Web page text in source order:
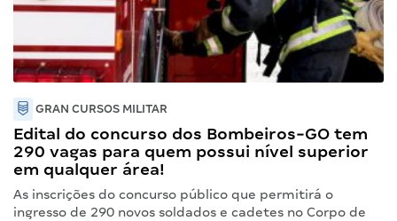
GRAN CURSOS MILITAR
Edital do concurso dos Bombeiros-GO tem
290 vagas para quem possui nível superior
em qualquer área!
As inscrições do concurso público que permitirá o
ingresso de 290 novos soldados e cadetes no Corpo de